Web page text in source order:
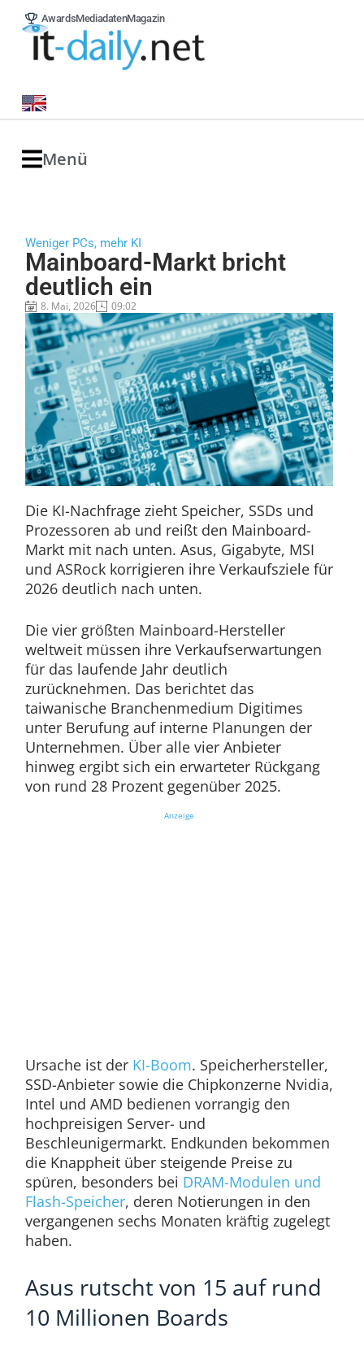
AwardsMediadatenMagazin
Menü
Weniger PCs, mehr KI
Mainboard-Markt bricht
deutlich ein
8. Mai, 2026 09:02
Die KI-Nachfrage zieht Speicher, SSDs und
Prozessoren ab und reißt den Mainboard-
Markt mit nach unten. Asus, Gigabyte, MSI
und ASRock korrigieren ihre Verkaufsziele für
2026 deutlich nach unten.
Die vier größten Mainboard-Hersteller
weltweit müssen ihre Verkaufserwartungen
für das laufende Jahr deutlich
zurücknehmen. Das berichtet das
taiwanische Branchenmedium Digitimes
unter Berufung auf interne Planungen der
Unternehmen. Über alle vier Anbieter
hinweg ergibt sich ein erwarteter Rückgang
von rund 28 Prozent gegenüber 2025.
Anzeige
Ursache ist der KI-Boom. Speicherhersteller,
SSD-Anbieter sowie die Chipkonzerne Nvidia,
Intel und AMD bedienen vorrangig den
hochpreisigen Server- und
Beschleunigermarkt. Endkunden bekommen
die Knappheit über steigende Preise zu
spüren, besonders bei DRAM-Modulen und
Flash-Speicher, deren Notierungen in den
vergangenen sechs Monaten kräftig zugelegt
haben.
Asus rutscht von 15 auf rund
10 Millionen Boards